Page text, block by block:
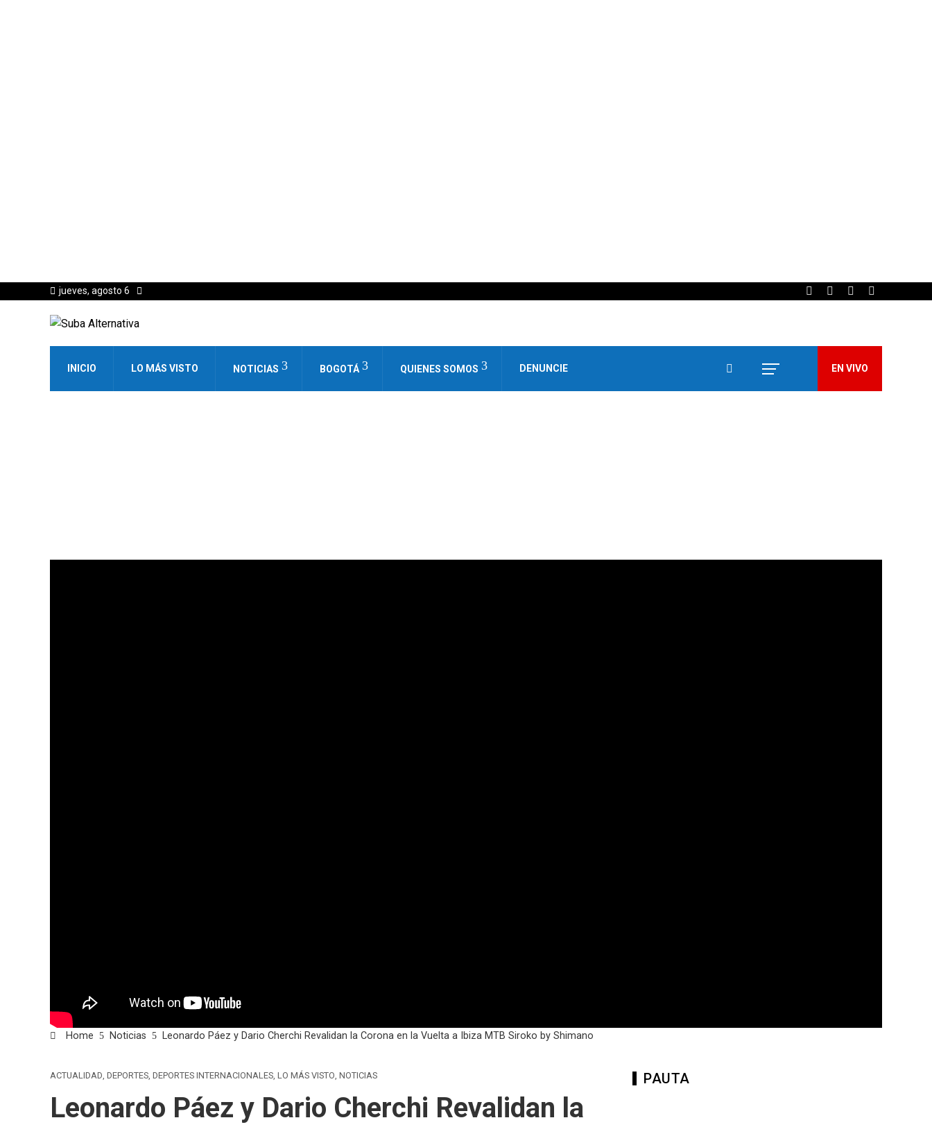
jueves, agosto 6
INICIO LO MÁS VISTO NOTICIAS BOGOTÁ QUIENES SOMOS DENUNCIE EN VIVO
Home Noticias Leonardo Páez y Dario Cherchi Revalidan la Corona en la Vuelta a Ibiza MTB Siroko by Shimano
ACTUALIDAD, DEPORTES, DEPORTES INTERNACIONALES, LO MÁS VISTO, NOTICIAS
Leonardo Páez y Dario Cherchi Revalidan la
PAUTA